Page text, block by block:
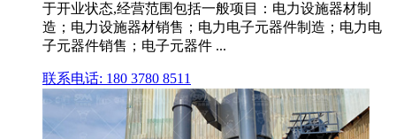
于开业状态,经营范围包括一般项目：电力设施器材制
造；电力设施器材销售；电力电子元器件制造；电力电
子元器件销售；电子元器件 ...
联系电话: 180 3780 8511